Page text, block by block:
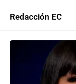
Redacción EC